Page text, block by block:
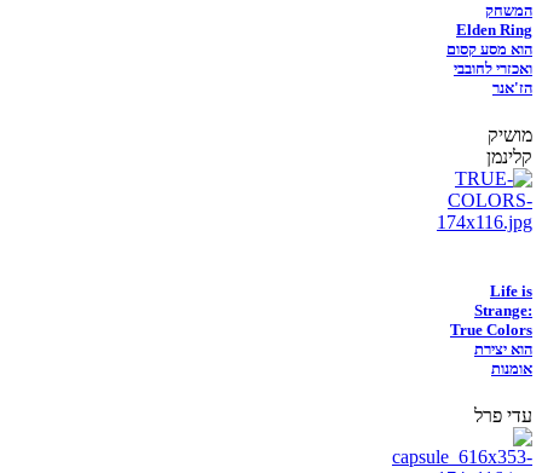
המשחק
Elden Ring
הוא מסע קסום
ואכזרי לחובבי
הז'אנר
מושיק
קלינמן
Life is
Strange:
True Colors
הוא יצירת
אומנות
עדי פרל